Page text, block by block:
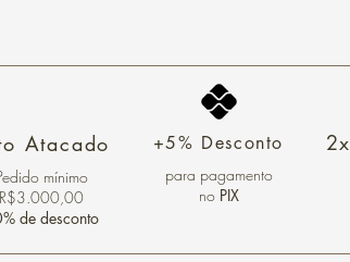
Atacado
mínimo
R$3.000,00
de desconto
+5% Desconto
para pagamento
no PIX